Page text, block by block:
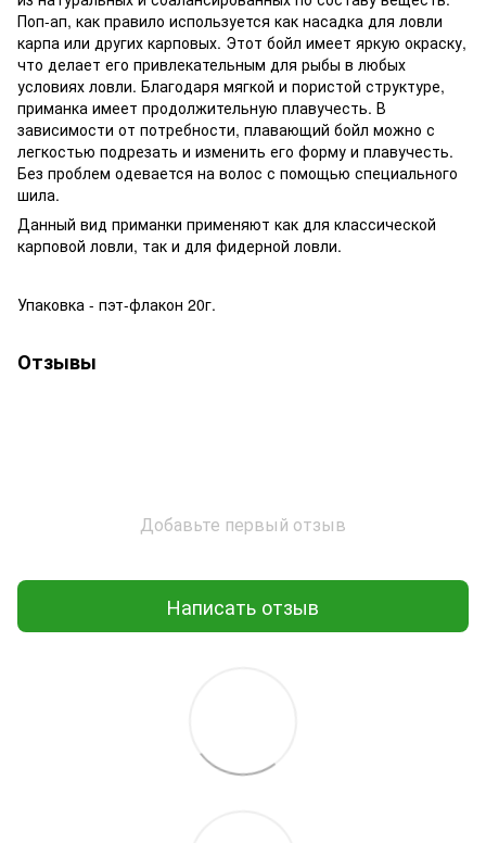
Поп-ап, как правило используется как насадка для ловли
карпа или других карповых. Этот бойл имеет яркую окраску,
что делает его привлекательным для рыбы в любых
условиях ловли. Благодаря мягкой и пористой структуре,
приманка имеет продолжительную плавучесть. В
зависимости от потребности, плавающий бойл можно с
легкостью подрезать и изменить его форму и плавучесть.
Без проблем одевается на волос с помощью специального
шила.
Данный вид приманки применяют как для классической
карповой ловли, так и для фидерной ловли.
Упаковка - пэт-флакон 20г.
Отзывы
Добавьте первый отзыв
Написать отзыв